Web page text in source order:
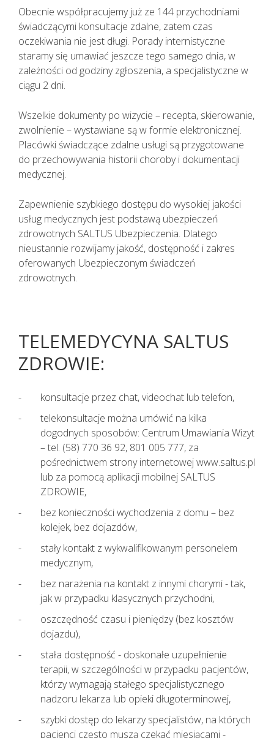
na konkretną godzinę do lekarza.
Lekarz udzielający TELEPORADY na
podstawie przeprowadzonego
wywiadu medycznego i oceny stanu
zdrowia pacjenta ma możliwość
wystawienia zwolnienia lekarskiego.
Obecnie współpracujemy już ze 144 przychodniami
świadczącymi konsultacje zdalne, zatem czas
oczekiwania nie jest długi. Porady internistyczne
staramy się umawiać jeszcze tego samego dnia, w
zależności od godziny zgłoszenia, a specjalistyczne w
ciągu 2 dni.
Wszelkie dokumenty po wizycie – recepta, skierowanie,
zwolnienie – wystawiane są w formie elektronicznej.
Placówki świadczące zdalne usługi są przygotowane
do przechowywania historii choroby i dokumentacji
medycznej.
Zapewnienie szybkiego dostępu do wysokiej jakości
usług medycznych jest podstawą ubezpieczeń
zdrowotnych SALTUS Ubezpieczenia. Dlatego
nieustannie rozwijamy jakość, dostępność i zakres
oferowanych Ubezpieczonym świadczeń
zdrowotnych.
TELEMEDYCYNA SALTUS
ZDROWIE:
konsultacje przez chat, videochat lub telefon,
telekonsultacje można umówić na kilka
dogodnych sposobów: Centrum Umawiania Wizyt
– tel. (58) 770 36 92, 801 005 777, za
pośrednictwem strony internetowej www.saltus.pl
lub za pomocą aplikacji mobilnej SALTUS
ZDROWIE,
bez konieczności wychodzenia z domu – bez
kolejek, bez dojazdów,
stały kontakt z wykwalifikowanym personelem
medycznym,
bez narażenia na kontakt z innymi chorymi - tak,
jak w przypadku klasycznych przychodni,
oszczędność czasu i pieniędzy (bez kosztów
dojazdu),
stała dostępność - doskonałe uzupełnienie
terapii, w szczególności w przypadku pacjentów,
którzy wymagają stałego specjalistycznego
nadzoru lekarza lub opieki długoterminowej,
szybki dostęp do lekarzy specjalistów, na których
pacjenci często muszą czekać miesiącami -